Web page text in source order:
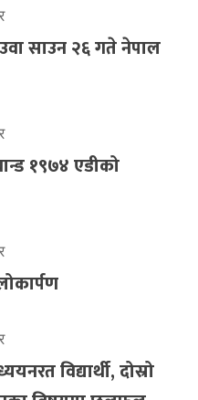
साउन २६ गते नेपाल
१९७४ एडीको
विद्यार्थी, दोस्रो